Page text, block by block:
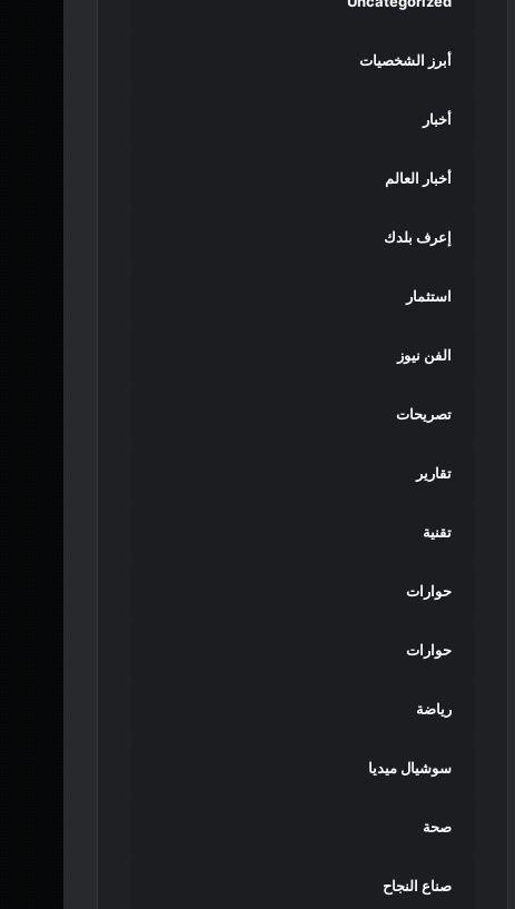
أبرز الشخصيات
أخبار
أخبار العالم
إعرف بلدك
استثمار
الفن نيوز
تصريحات
تقارير
تقنية
حوارات
حوارات
رياضة
سوشيال ميديا
صحة
صناع النجاح